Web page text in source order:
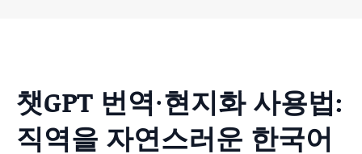
챗GPT 번역·현지화 사용법:
직역을 자연스러운 한국어